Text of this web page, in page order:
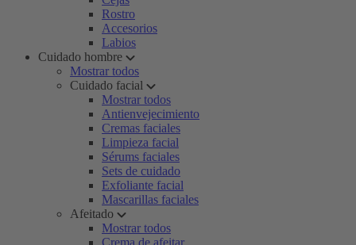
Rostro
Accesorios
Labios
Cuidado hombre
Mostrar todos
Cuidado facial
Mostrar todos
Antienvejecimiento
Cremas faciales
Limpieza facial
Sérums faciales
Sets de cuidado
Exfoliante facial
Mascarillas faciales
Afeitado
Mostrar todos
Crema de afeitar